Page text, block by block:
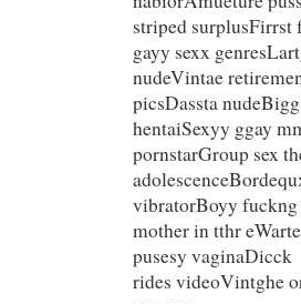
striped surplusFirrst
gayy sexx
nudeVintae
picsDassta
hentaiSexyy ggay
pornstarGroup sex
vibratorBoyy fuckng
mother in tthr
pusesy vaginaDicck
rides videoVintghe